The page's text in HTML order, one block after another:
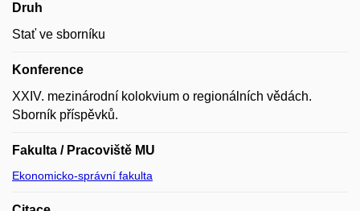
Druh
Stať ve sborníku
Konference
XXIV. mezinárodní kolokvium o regionálních vědách.
Sborník příspěvků.
Fakulta / Pracoviště MU
Ekonomicko-správní fakulta